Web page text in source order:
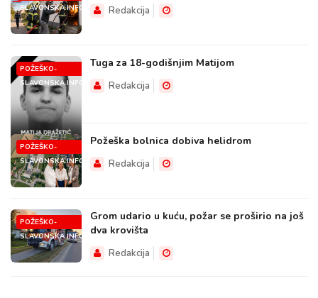
SLAVONSKA.INFO
Redakcija
POŽEŠKO-
SLAVONSKA.INFO
Tuga za 18-godišnjim Matijom
Redakcija
POŽEŠKO-
SLAVONSKA.INFO
Požeška bolnica dobiva helidrom
Redakcija
POŽEŠKO-
SLAVONSKA.INFO
Grom udario u kuću, požar se proširio na još
dva krovišta
Redakcija